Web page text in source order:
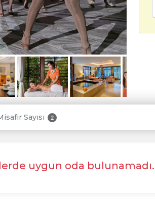
Sayısı 2
uygun oda bulunamadı.